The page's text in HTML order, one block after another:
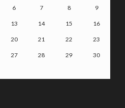
6 7 8 9
13 14 15 16
20 21 22 23
27 28 29 30